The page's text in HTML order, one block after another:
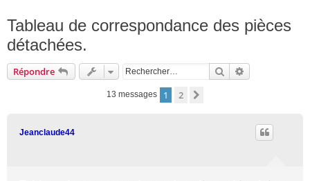
Tableau de correspondance des pièces
détachées.
Répondre Rechercher
13 messages 1 2
Jeanclaude44